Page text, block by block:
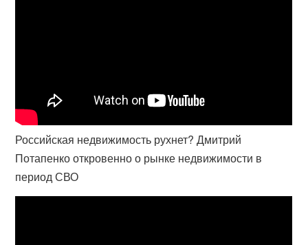
Российская недвижимость рухнет? Дмитрий
Потапенко откровенно о рынке недвижимости в
период СВО